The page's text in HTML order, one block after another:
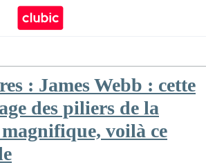
: James Webb : cette
des piliers de la
voilà ce